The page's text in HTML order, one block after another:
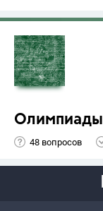
Олимпиады
48 вопросов